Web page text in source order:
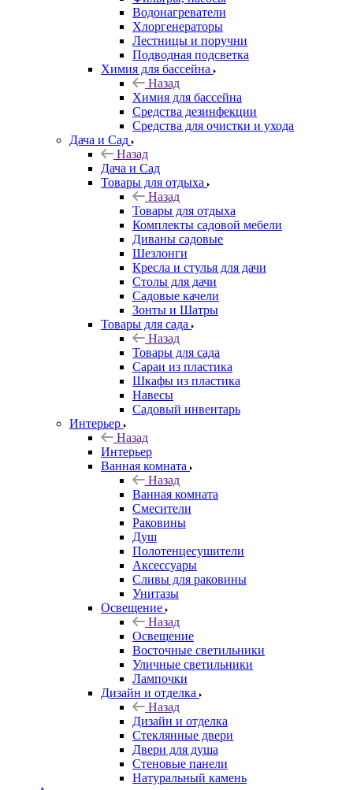
Водонагреватели
Хлоргенераторы
Лестницы и поручни
Подводная подсветка
Химия для бассейна
Назад
Химия для бассейна
Средства дезинфекции
Средства для очистки и ухода
Дача и Сад
Назад
Дача и Сад
Товары для отдыха
Назад
Товары для отдыха
Комплекты садовой мебели
Диваны садовые
Шезлонги
Кресла и стулья для дачи
Столы для дачи
Садовые качели
Зонты и Шатры
Товары для сада
Назад
Товары для сада
Сараи из пластика
Шкафы из пластика
Навесы
Садовый инвентарь
Интерьер
Назад
Интерьер
Ванная комната
Назад
Ванная комната
Смесители
Раковины
Душ
Полотенцесушители
Аксессуары
Сливы для раковины
Унитазы
Освещение
Назад
Освещение
Восточные светильники
Уличные светильники
Лампочки
Дизайн и отделка
Назад
Дизайн и отделка
Стеклянные двери
Двери для душа
Стеновые панели
Натуральный камень